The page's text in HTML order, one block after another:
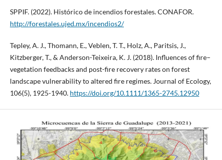
SPPIF. (2022). Histórico de incendios forestales. CONAFOR.
http://forestales.ujed.mx/incendios2/
Tepley, A. J., Thomann, E., Veblen, T. T., Holz, A., Paritsis, J.,
Kitzberger, T., & Anderson-Teixeira, K. J. (2018). Influences of fire–
vegetation feedbacks and post-fire recovery rates on forest
landscape vulnerability to altered fire regimes. Journal of Ecology,
106(5), 1925-1940. https://doi.org/10.1111/1365-2745.12950